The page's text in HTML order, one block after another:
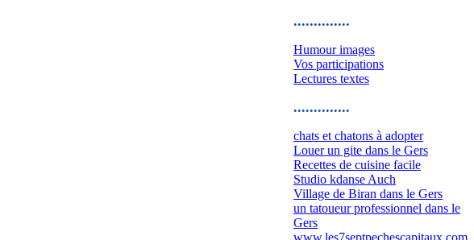
..............
Humour images
Vos participations
Lectures textes
..............
chats et chatons à adopter
Louer un gite dans le Gers
Recettes de cuisine facile
Studio kdanse Auch
Village de Biran dans le Gers
un tatoueur professionnel dans le
Gers
www.les7septpechescapitaux.com